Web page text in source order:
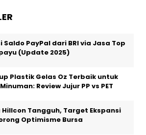
Saldo PayPal dari BRI via Jasa Top
(Update 2025)
Plastik Gelas Oz Terbaik untuk
Review Jujur PP vs PET
Hillcon Tangguh, Target Ekspansi
Optimisme Bursa